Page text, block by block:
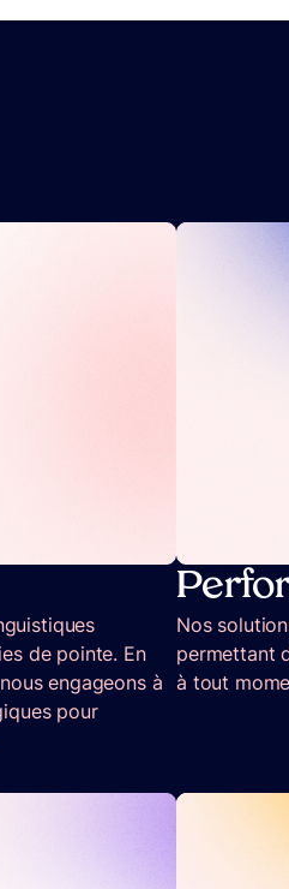
de pointe. En
engageons à
pour
Nos
permettant
à tout